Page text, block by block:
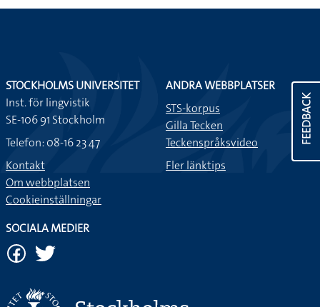
FEEDBACK
STOCKHOLMS UNIVERSITET
Inst. för lingvistik
SE-106 91 Stockholm
Telefon: 08-16 23 47
Kontakt
Om webbplatsen
Cookieinställningar
ANDRA WEBBPLATSER
STS-korpus
Gilla Tecken
Teckenspråksvideo
Fler länktips
SOCIALA MEDIER